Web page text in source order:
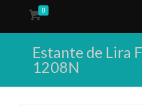
0
Estante de Lira
1208N